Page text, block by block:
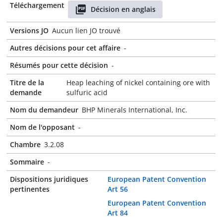
Téléchargement
Décision en anglais
Versions JO Aucun lien JO trouvé
Autres décisions pour cet affaire -
Résumés pour cette décision -
Titre de la
demande
Heap leaching of nickel containing ore with
sulfuric acid
Nom du demandeur BHP Minerals International, Inc.
Nom de l'opposant -
Chambre 3.2.08
Sommaire -
Dispositions juridiques
pertinentes
European Patent Convention
Art 56
European Patent Convention
Art 84